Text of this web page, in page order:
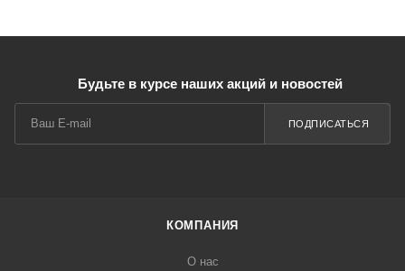
Будьте в курсе наших акций и новостей
ПОДПИСАТЬСЯ
КОМПАНИЯ
О нас